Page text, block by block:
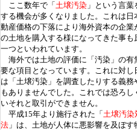
ここ数年で「 土壌汚染 」という言葉
する機会が多くなりました。これは日
動産価格の下落により海外資本の企業
の土地を購入する様になってきた事も
一つといわれています。
海外では土地の評価に「汚染」の有
要な項目となっています。これに対し
は「土壌汚染」を調査したりする義務
もありませんでした。これでは恐ろし
いそれと取引ができません。
平成15年より施行された「 土壌汚染
法 」は、土地が人体に悪影響を及ぼす